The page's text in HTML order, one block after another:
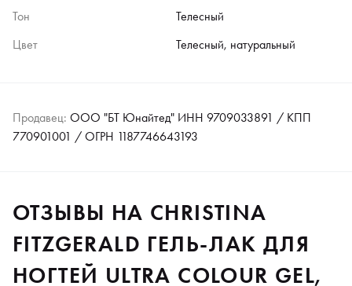
Тон
Телесный
Цвет
Телесный, натуральный
Продавец: ООО "БТ Юнайтед" ИНН 9709033891 / КПП
770901001 / ОГРН 1187746643193
ОТЗЫВЫ НА CHRISTINA
FITZGERALD ГЕЛЬ-ЛАК ДЛЯ
НОГТЕЙ ULTRA COLOUR GEL,